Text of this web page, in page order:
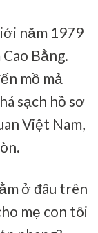
năm 1979
Bằng.
mồ mả
sạch hồ sơ
Việt Nam,
ở đâu trên
mẹ con tôi